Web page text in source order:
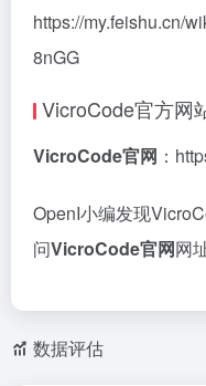
https://my.feishu.cn/
8nGG
VicroCode官方网
VicroCode官网 ：
OpenI小编发现
问VicroCode官网网
数据评估